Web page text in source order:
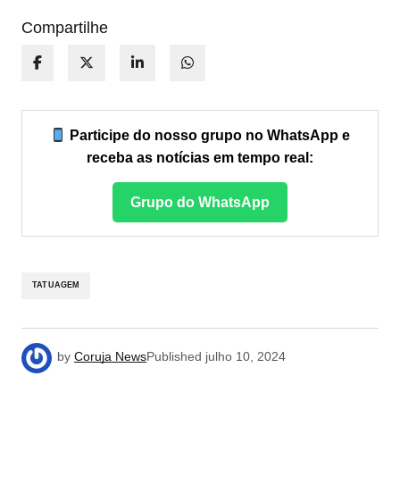
Compartilhe
Participe do nosso grupo no WhatsApp e
receba as notícias em tempo real:
Grupo do WhatsApp
TATUAGEM
by Coruja NewsPublished julho 10, 2024